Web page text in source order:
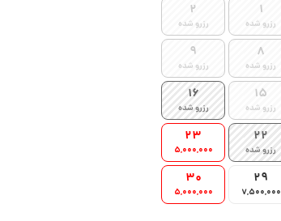
1
رزرو شده
2
رزرو شده
8
رزرو شده
9
رزرو شده
15
رزرو شده
16
رزرو شده
22
رزرو شده
23
5,000,000
29
7,500,000
30
5,000,000